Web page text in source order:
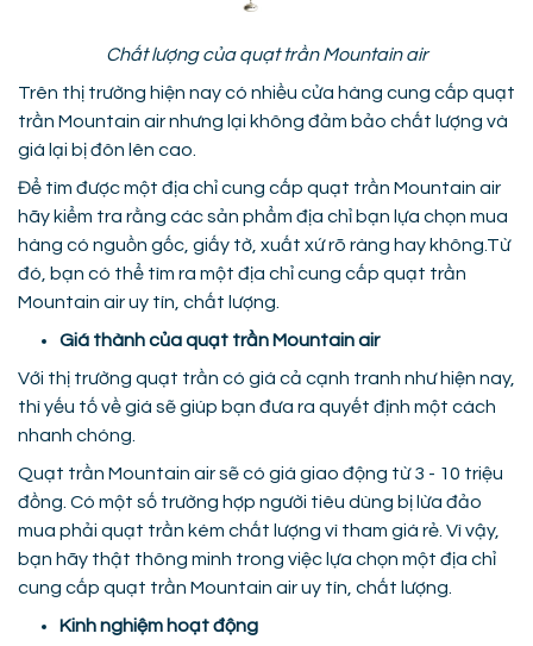
Chất lượng của quạt trần Mountain air
Trên thị trường hiện nay có nhiều cửa hàng cung cấp quạt
trần Mountain air nhưng lại không đảm bảo chất lượng và
giá lại bị đôn lên cao.
Để tìm được một địa chỉ cung cấp quạt trần Mountain air
hãy kiểm tra rằng các sản phẩm địa chỉ bạn lựa chọn mua
hàng có nguồn gốc, giấy tờ, xuất xứ rõ ràng hay không.Từ
đó, bạn có thể tìm ra một địa chỉ cung cấp quạt trần
Mountain air uy tín, chất lượng.
Giá thành của quạt trần Mountain air
Với thị trường quạt trần có giá cả cạnh tranh như hiện nay,
thì yếu tố về giá sẽ giúp bạn đưa ra quyết định một cách
nhanh chóng.
Quạt trần Mountain air sẽ có giá giao động từ 3 - 10 triệu
đồng. Có một số trường hợp người tiêu dùng bị lừa đảo
mua phải quạt trần kém chất lượng vì tham giá rẻ. Vì vậy,
bạn hãy thật thông minh trong việc lựa chọn một địa chỉ
cung cấp quạt trần Mountain air uy tín, chất lượng.
Kinh nghiệm hoạt động